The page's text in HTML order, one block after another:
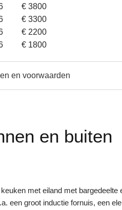
€ 3800
€ 3300
€ 2200
€ 1800
en voorwaarden
en buiten
met eiland met bargedeelte
een groot inductie fornuis, een